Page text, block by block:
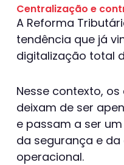
Centralização e
A Reforma
tendência que já
digitalização total
Nesse contexto,
deixam de ser
e passam a ser
da segurança e
operacional.